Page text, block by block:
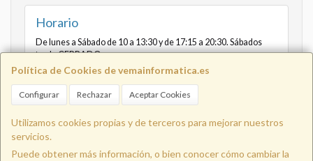
Política de Cookies de vemainformatica.es
Configurar Rechazar Aceptar Cookies
Utilizamos cookies propias y de terceros para mejorar nuestros
servicios.
Puede obtener más información, o bien conocer cómo cambiar la
Horario
De lunes a Sábado de 10 a 13:30 y de 17:15 a 20:30. Sábados
tarde CERRADO
Info@vemainformatica.com 625